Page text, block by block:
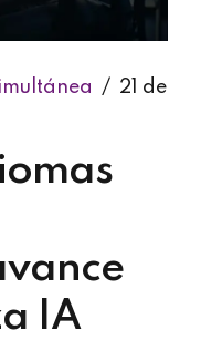
21 de
IA